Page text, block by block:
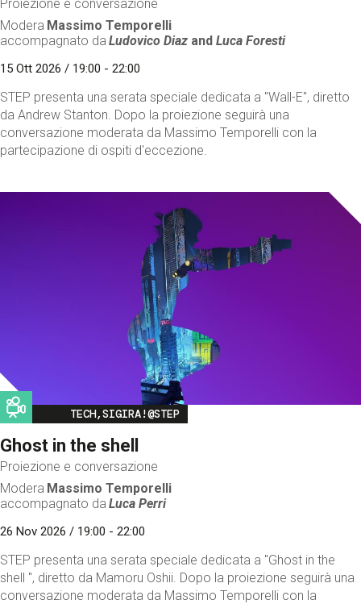
Proiezione e conversazione
Modera Massimo Temporelli
accompagnato da Ludovico Diaz andLuca Foresti
15 Ott 2026 / 19:00 - 22:00
STEP presenta una serata speciale dedicata a "Wall-E", diretto
da Andrew Stanton. Dopo la proiezione seguirà una
conversazione moderata da Massimo Temporelli con la
partecipazione di ospiti d'eccezione.
Image
TECH,SIGIRA!@STEP
Ghost in the shell
Proiezione e conversazione
Modera Massimo Temporelli
accompagnato da Luca Perri
26 Nov 2026 / 19:00 - 22:00
STEP presenta una serata speciale dedicata a "Ghost in the
shell ", diretto da Mamoru Oshii. Dopo la proiezione seguirà una
conversazione moderata da Massimo Temporelli con la